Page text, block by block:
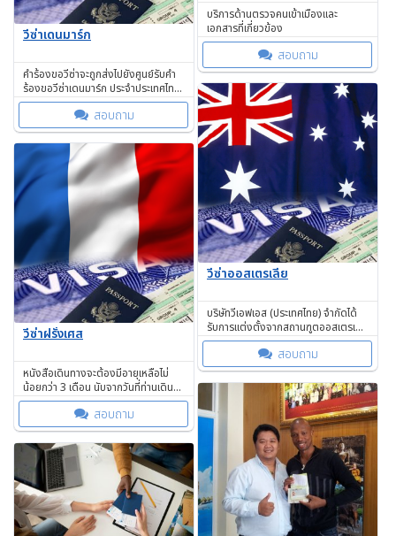
วีซ่าเดนมาร์ก
คำร้องขอวีซ่าจะถูกส่งไปยังศูนย์รับคำ
ร้องขอวีซ่าเดนมาร์ก ประจำประเทศไทย
ตามอำนาจการพิจารณาได้กำหนดไว้
สอบถาม
บริการด้านตรวจคนเข้าเมืองและ
เอกสารที่เกี่ยวข้อง
สอบถาม
วีซ่าออสเตรเลีย
บริษัทวีเอฟเอส (ประเทศไทย) จำกัดได้
รับการแต่งตั้งจากสถานฑูตออสเตรเลีย
ประจำประเทศไทย
สอบถาม
วีซ่าฝรั่งเศส
หนังสือเดินทางจะต้องมีอายุเหลือไม่
น้อยกว่า 3 เดือน นับจากวันที่ท่านเดิน
ทางออกจากเขตประเทศเชงเก้น
สอบถาม